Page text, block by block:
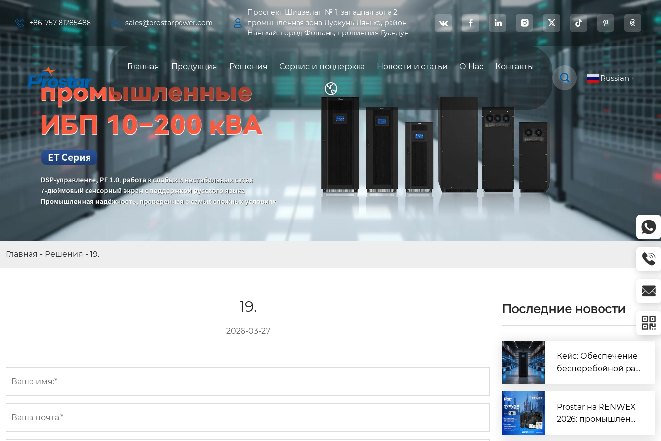
 +86-757-81285488  sales@prostarpower.com 
Проспект Шицзелан № 1, западная зона 2,
промышленная зона Луокунь Ляньхэ, район
Наньхай, город Фошань, провинция Гуандун
       
Главная Продукция Решения Сервис и поддержка Новости и статьи О Нас Контакты

 Russian ▼
Главная - Решения - 19.
19.
2026-03-27
Последние новости
Кейс: Обеспечение
бесперебойной ра
Prostar
Prostar на RENWEX
2026: промышленн